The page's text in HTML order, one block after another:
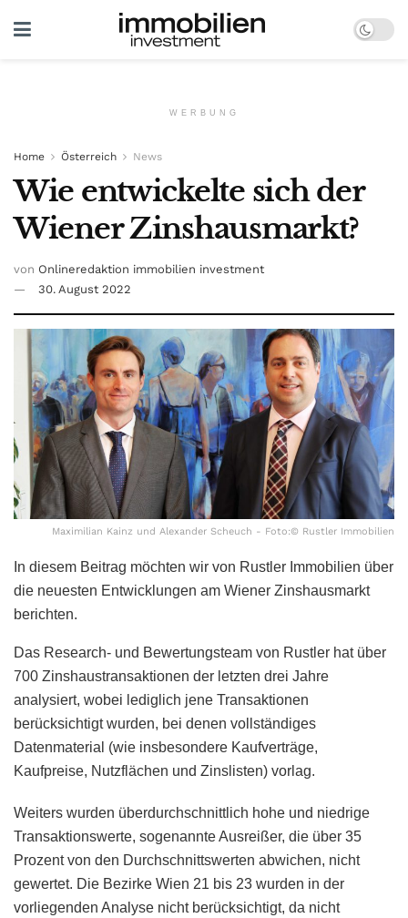
WERBUNG
Home Österreich News
Wie entwickelte sich der
Wiener Zinshausmarkt?
von Onlineredaktion immobilien investment
30. August 2022
Maximilian Kainz und Alexander Scheuch - Foto:© Rustler Immobilien
In diesem Beitrag möchten wir von Rustler Immobilien über
die neuesten Entwicklungen am Wiener Zinshausmarkt
berichten.
Das Research- und Bewertungsteam von Rustler hat über
700 Zinshaustransaktionen der letzten drei Jahre
analysiert, wobei lediglich jene Transaktionen
berücksichtigt wurden, bei denen vollständiges
Datenmaterial (wie insbesondere Kaufverträge,
Kaufpreise, Nutzflächen und Zinslisten) vorlag.
Weiters wurden überdurchschnittlich hohe und niedrige
Transaktionswerte, sogenannte Ausreißer, die über 35
Prozent von den Durchschnittswerten abwichen, nicht
gewertet. Die Bezirke Wien 21 bis 23 wurden in der
vorliegenden Analyse nicht berücksichtigt, da nicht